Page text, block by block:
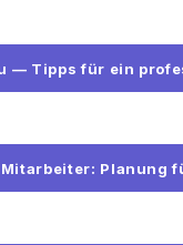
— Tipps für ein
Planung